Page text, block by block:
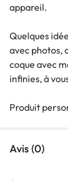
appareil.
Quelques
avec photos,
coque avec
infinies, à
Produit
Avis (0)